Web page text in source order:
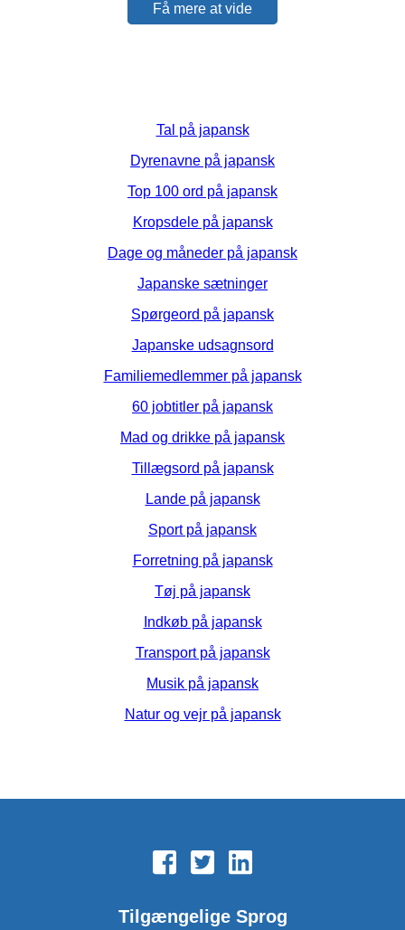
Få mere at vide
Tal på japansk
Dyrenavne på japansk
Top 100 ord på japansk
Kropsdele på japansk
Dage og måneder på japansk
Japanske sætninger
Spørgeord på japansk
Japanske udsagnsord
Familiemedlemmer på japansk
60 jobtitler på japansk
Mad og drikke på japansk
Tillægsord på japansk
Lande på japansk
Sport på japansk
Forretning på japansk
Tøj på japansk
Indkøb på japansk
Transport på japansk
Musik på japansk
Natur og vejr på japansk
Tilgængelige Sprog